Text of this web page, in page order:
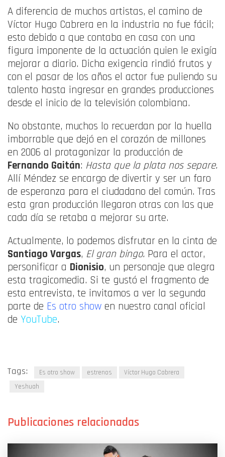
A diferencia de muchos artistas, el camino de
Víctor Hugo Cabrera en la industria no fue fácil;
esto debido a que contaba en casa con una
figura imponente de la actuación quien le exigía
mejorar a diario. Dicha exigencia rindió frutos y
con el pasar de los años el actor fue puliendo su
talento hasta ingresar en grandes producciones
desde el inicio de la televisión colombiana.
No obstante, muchos lo recuerdan por la huella
imborrable que dejó en el corazón de millones
en 2006 al protagonizar la producción de
Fernando Gaitán: Hasta que la plata nos separe.
Allí Méndez se encargo de divertir y ser un faro
de esperanza para el ciudadano del común. Tras
esta gran producción llegaron otras con las que
cada día se retaba a mejorar su arte.
Actualmente, lo podemos disfrutar en la cinta de
Santiago Vargas, El gran bingo. Para el actor,
personificar a Dionisio, un personaje que alegra
esta tragicomedia. Si te gustó el fragmento de
esta entrevista, te invitamos a ver la segunda
parte de Es otro show en nuestro canal oficial
de YouTube.
Tags: Es otro show estrenos
Víctor Hugo Cabrera
Yeshuah